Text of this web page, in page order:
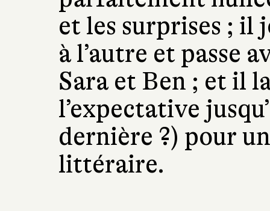
et les surprises ; il
à l’autre et passe
Sara et Ben ; et il
l’expectative
dernière ?) pour
littéraire.